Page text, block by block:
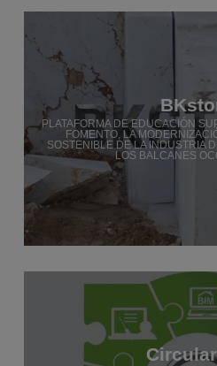
PLATAFORMA DE EDUCACIÓN
FOMENTO, LA
SOSTENIBLE DE LA INDUSTRIA
LOS BALCANES